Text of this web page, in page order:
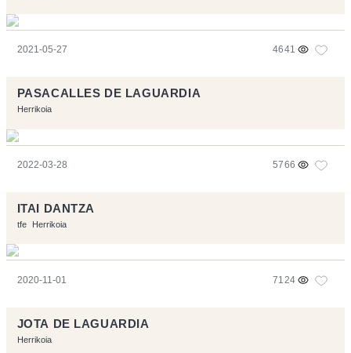
2021-05-27 4641
PASACALLES DE LAGUARDIA
Herrikoia
2022-03-28 5766
ITAI DANTZA
tfe Herrikoia
2020-11-01 7124
JOTA DE LAGUARDIA
Herrikoia